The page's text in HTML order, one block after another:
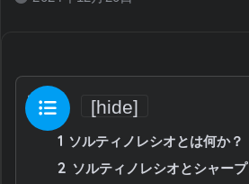
目次 [hide]
1 ソルティノレシオとは何か？
2 ソルティノレシオとシャー